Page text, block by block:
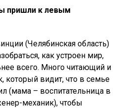
пришли к левым
(Челябинская область)
как устроен мир,
всего. Много читающий и
видит, что в семье
(мама – воспитательница в
механик), чтобы